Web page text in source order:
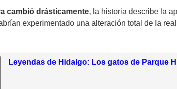
cambió drásticamente, la historia describe la
experimentado una alteración total de la
Leyendas de Hidalgo: Los gatos de Parque